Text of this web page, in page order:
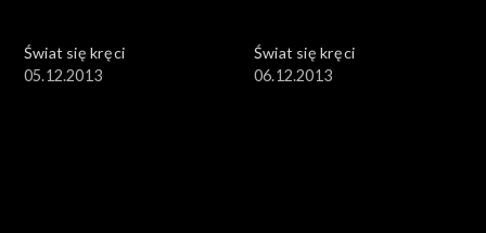
Świat się kręci
05.12.2013
Świat się kręci
06.12.2013